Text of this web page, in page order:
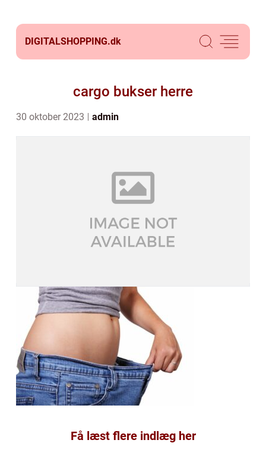
DIGITALSHOPPING.dk
cargo bukser herre
30 oktober 2023 admin
Få læst flere indlæg her